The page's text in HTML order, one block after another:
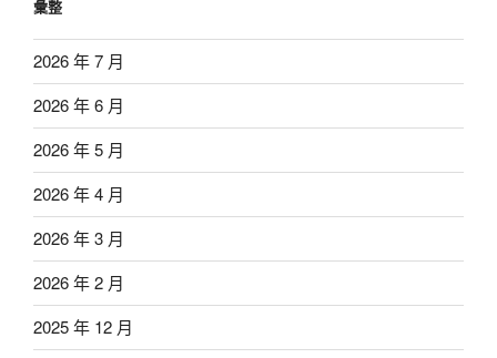
彙整
2026 年 7 月
2026 年 6 月
2026 年 5 月
2026 年 4 月
2026 年 3 月
2026 年 2 月
2025 年 12 月